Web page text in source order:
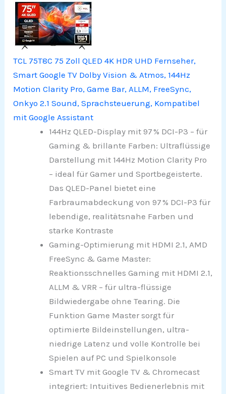
TCL 75T8C 75 Zoll QLED 4K HDR UHD Fernseher,
Smart Google TV Dolby Vision & Atmos, 144Hz
Motion Clarity Pro, Game Bar, ALLM, FreeSync,
Onkyo 2.1 Sound, Sprachsteuerung, Kompatibel
mit Google Assistant
144Hz QLED-Display mit 97 % DCI-P3 – für
Gaming & brillante Farben: Ultraflüssige
Darstellung mit 144Hz Motion Clarity Pro
– ideal für Gamer und Sportbegeisterte.
Das QLED-Panel bietet eine
Farbraumabdeckung von 97 % DCI-P3 für
lebendige, realitätsnahe Farben und
starke Kontraste
Gaming-Optimierung mit HDMI 2.1, AMD
FreeSync & Game Master:
Reaktionsschnelles Gaming mit HDMI 2.1,
ALLM & VRR – für ultra-flüssige
Bildwiedergabe ohne Tearing. Die
Funktion Game Master sorgt für
optimierte Bildeinstellungen, ultra-
niedrige Latenz und volle Kontrolle bei
Spielen auf PC und Spielkonsole
Smart TV mit Google TV & Chromecast
integriert: Intuitives Bedienerlebnis mit